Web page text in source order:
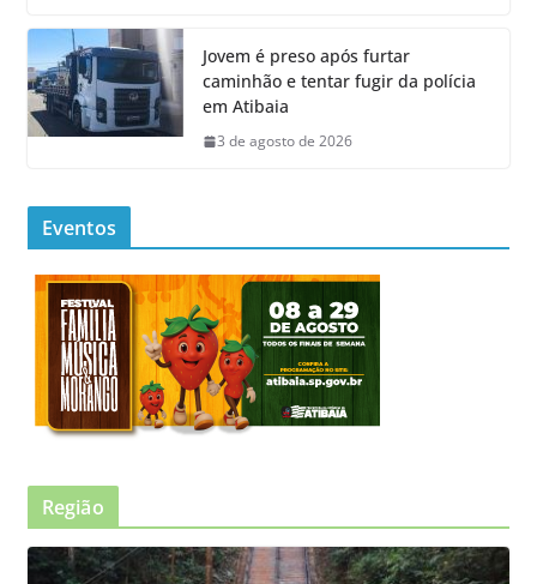
Jovem é preso após furtar
caminhão e tentar fugir da polícia
em Atibaia
3 de agosto de 2026
Eventos
Região